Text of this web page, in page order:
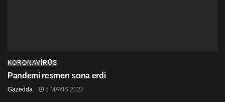
KORONAVİRÜS
Pandemi resmen sona erdi
Gazedda 5 MAYIS 2023